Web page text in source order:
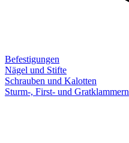
Befestigungen
Nägel und Stifte
Schrauben und Kalotten
Sturm-, First- und Gratklammern